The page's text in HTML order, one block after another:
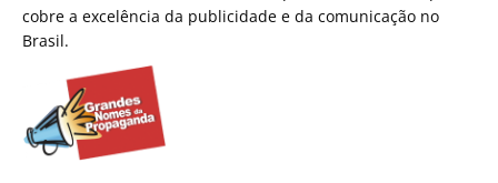
cobre a excelência da publicidade e da comunicação no
Brasil.